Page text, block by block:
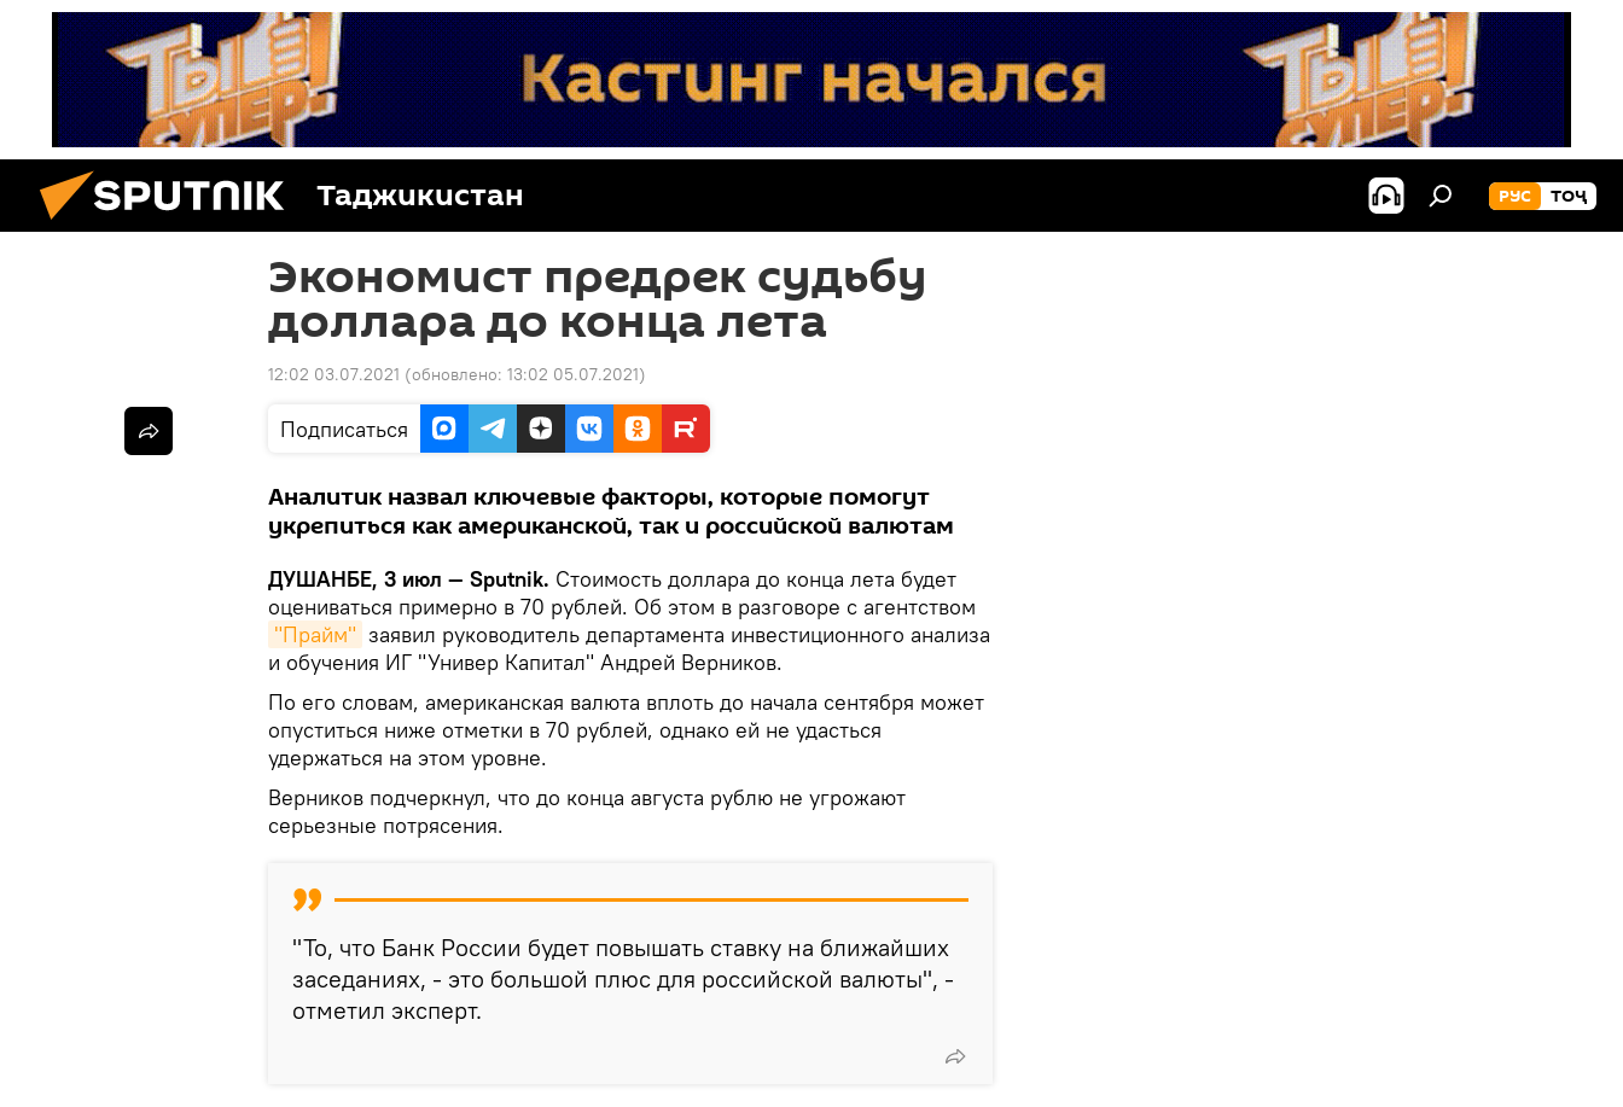
Таджикистан РУС ТОҶ
Экономист предрек судьбу
доллара до конца лета
12:02 03.07.2021 (обновлено: 13:02 05.07.2021)
Подписаться
Аналитик назвал ключевые факторы, которые помогут
укрепиться как американской, так и российской валютам
ДУШАНБЕ, 3 июл — Sputnik. Стоимость доллара до конца лета будет
оцениваться примерно в 70 рублей. Об этом в разговоре с агентством
"Прайм" заявил руководитель департамента инвестиционного анализа
и обучения ИГ "Универ Капитал" Андрей Верников.
По его словам, американская валюта вплоть до начала сентября может
опуститься ниже отметки в 70 рублей, однако ей не удасться
удержаться на этом уровне.
Верников подчеркнул, что до конца августа рублю не угрожают
серьезные потрясения.
"То, что Банк России будет повышать ставку на ближайших
заседаниях, - это большой плюс для российской валюты", -
отметил эксперт.